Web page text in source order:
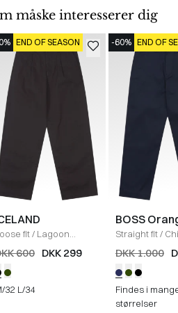
måske interesserer dig
END OF SEASON
fit/ Lagoon
/ BLACK
600 DKK 299
32 L/34
-60% END OF
BOSS
Straight fit/
Straight /NAVY
DKK 1.000
Findes i
størrelser